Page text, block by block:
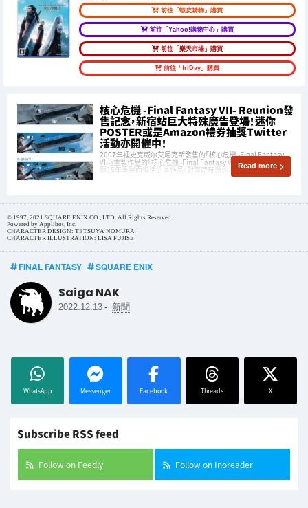
前往「蝦皮購物」購買
前往「Yahoo!購物中心」購買
前往「樂天市場」購買
前往「friDay」購買
核心危機 -Final Fantasy VII- Reunion發
售記念，新宿站巨大特殊廣告登場！迷你
POSTER或是Amazon禮券抽獎Twitter
活動亦開催中！
2007年裡史克威尔艾尼克斯發售的「核心危機 -Final Fantasy
VII-」重製作品的「核心危機 -Final Fantasy VII- Reunion」 作為相
隔15年重製而復活的本作品，對當時玩過的人來說十分懷舊的眾
多名場面更加鮮明地重現眼前而令人分之期待呢！ 終於距離發售
Read more
© 1997, 2021 SQUARE ENIX CO., LTD. All Rights Reserved.
Powered by Applibot, Inc.
CHARACTER DESIGN: TETSUYA NOMURA
CHARACTER ILLUSTRATION: LISA FUJISE
FINAL FANTASY SQUARE ENIX
Saiga NAK
2022.12.13 - 新聞
WhatsApp Messenger Facebook Threads X
Subscribe RSS feed
Follow on Feedly Follow on Inoreader